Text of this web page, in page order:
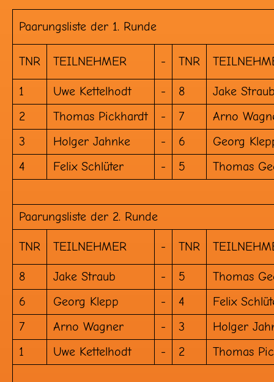
Paarungsliste der 1. Runde
TNR TEILNEHMER - TNR
1 Uwe Kettelhodt - 8
Jake
2
Thomas Pickhardt - 7
Arno
3
Holger Jahnke - 6
Georg
4
Felix Schlüter - 5 Thomas
Paarungsliste der 2. Runde
TNR TEILNEHMER - TNR
8 Jake Straub - 5
Thomas
6
Georg Klepp - 4
Felix
7
Arno Wagner - 3
Holger
1
Uwe Kettelhodt - 2 Thomas